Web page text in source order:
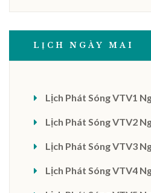
LỊCH NGÀY MAI
Lịch Phát Sóng VTV1
Lịch Phát Sóng VTV2
Lịch Phát Sóng VTV3
Lịch Phát Sóng VTV4